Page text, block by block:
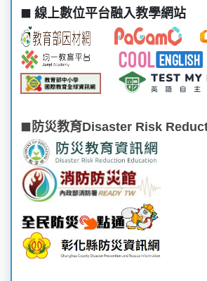
線上數位平台融入教學網站
防災教育Disaster Risk